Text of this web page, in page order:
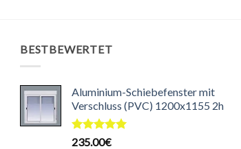
BESTBEWERTET
Aluminium-Schiebefenster mit
Verschluss (PVC) 1200x1155 2h
Bewertet
235.00€